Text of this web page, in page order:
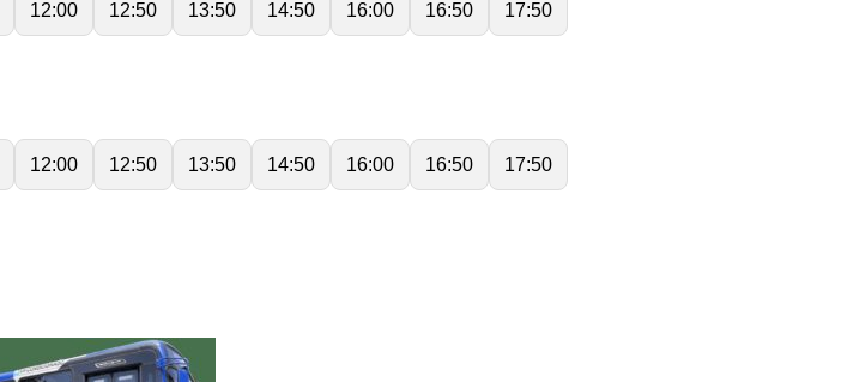
12:00 12:50 13:50 14:50 16:00 16:50 17:50
12:00 12:50 13:50 14:50 16:00 16:50 17:50